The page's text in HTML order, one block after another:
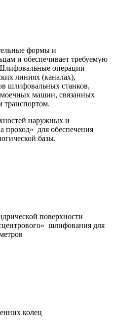
формы и
и обеспечивает требуемую
операции
линиях (каналах),
шлифовальных станков,
машин, связанных
транспортом.
наружных и
проход» для обеспечения
базы.
поверхности
шлифования для
колец